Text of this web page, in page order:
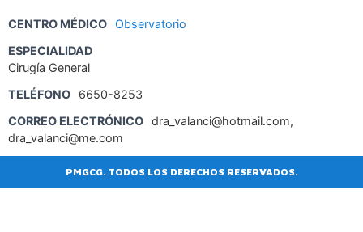
CENTRO MÉDICO Observatorio
ESPECIALIDAD
Cirugía General
TELÉFONO
6650-8253
CORREO ELECTRÓNICO dra_valanci@hotmail.com,
dra_valanci@me.com
PMGCG. TODOS LOS DERECHOS RESERVADOS.